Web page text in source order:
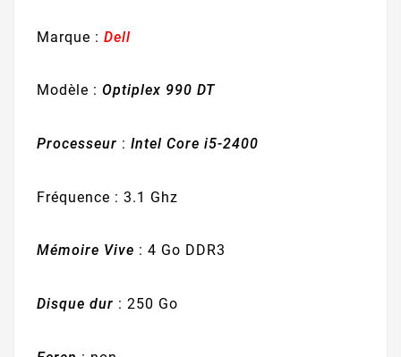
Marque : Dell
Modèle : Optiplex 990 DT
Processeur : Intel Core i5-2400
Fréquence : 3.1 Ghz
Mémoire Vive : 4 Go DDR3
Disque dur : 250 Go